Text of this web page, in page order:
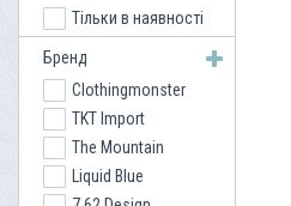
Тільки в наявності
Бренд
Clothingmonster
TKT Import
The Mountain
Liquid Blue